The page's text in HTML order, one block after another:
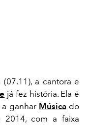
a cantora e
já fez história. Ela é
a ganhar Músicado
2014, com a faixa